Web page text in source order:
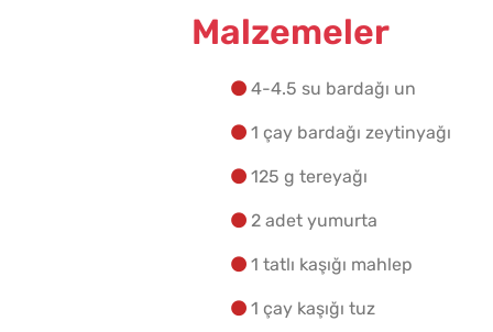
Malzemeler
4-4.5 su bardağı un
1 çay bardağı zeytinyağı
125 g tereyağı
2 adet yumurta
1 tatlı kaşığı mahlep
1 çay kaşığı tuz